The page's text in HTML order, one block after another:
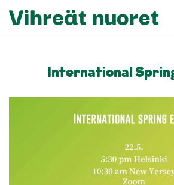
International